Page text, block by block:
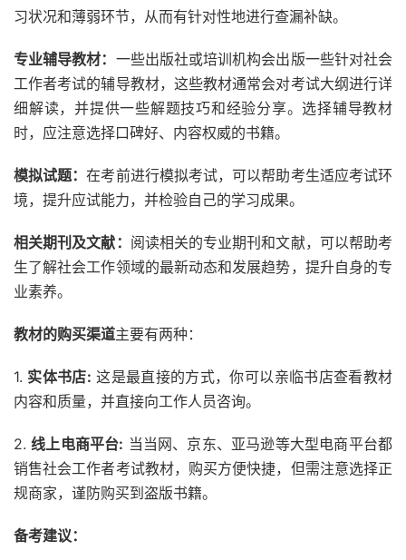
习状况和薄弱环节，从而有针对性地进行查漏补缺。
专业辅导教材： 一些出版社或培训机构会出版一些针对社会
工作者考试的辅导教材，这些教材通常会对考试大纲进行详
细解读，并提供一些解题技巧和经验分享。选择辅导教材
时，应注意选择口碑好、内容权威的书籍。
模拟试题：在考前进行模拟考试，可以帮助考生适应考试环
境，提升应试能力，并检验自己的学习成果。
相关期刊及文献： 阅读相关的专业期刊和文献，可以帮助考
生了解社会工作领域的最新动态和发展趋势，提升自身的专
业素养。
教材的购买渠道主要有两种：
1. 实体书店: 这是最直接的方式，你可以亲临书店查看教材
内容和质量，并直接向工作人员咨询。
2.线上电商平台: 当当网、京东、亚马逊等大型电商平台都
销售社会工作者考试教材，购买方便快捷，但需注意选择正
规商家，谨防购买到盗版书籍。
备考建议：